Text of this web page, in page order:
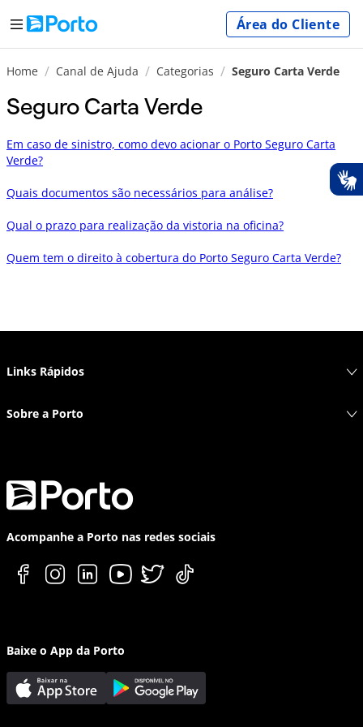
Área do Cliente
Home Canal de Ajuda Categorias Seguro Carta Verde
Seguro Carta Verde
Em caso de sinistro, como devo acionar o Porto Seguro Carta
Verde?
Quais documentos são necessários para análise?
Qual o prazo para realização da vistoria na oficina?
Quem tem o direito à cobertura do Porto Seguro Carta Verde?
Links Rápidos
Sobre a Porto
Acompanhe a Porto nas redes sociais
Baixe o App da Porto